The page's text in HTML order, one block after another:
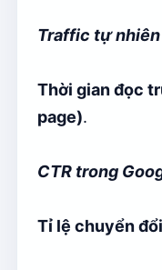
Traffic tự
Thời gian đọc
page).
CTR trong
Tỉ lệ chuyển